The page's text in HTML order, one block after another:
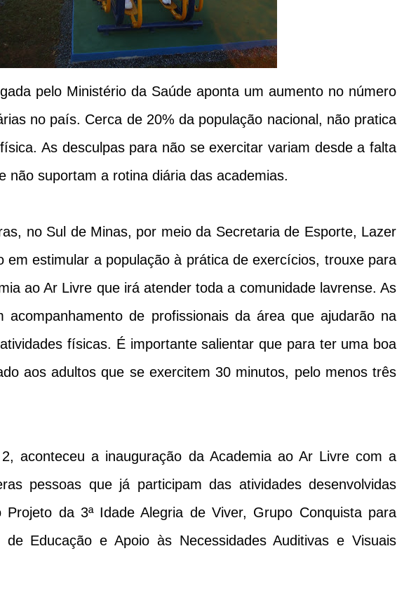
pelo Ministério da Saúde aponta um aumento no número
no país. Cerca de 20% da população nacional, não pratica
As desculpas para não se exercitar variam desde a falta
não suportam a rotina diária das academias.
no Sul de Minas, por meio da Secretaria de Esporte, Lazer
em estimular a população à prática de exercícios, trouxe para
ao Ar Livre que irá atender toda a comunidade lavrense. As
acompanhamento de profissionais da área que ajudarão na
físicas. É importante salientar que para ter uma boa
aos adultos que se exercitem 30 minutos, pelo menos três
aconteceu a inauguração da Academia ao Ar Livre com a
pessoas que já participam das atividades desenvolvidas
Projeto da 3ª Idade Alegria de Viver, Grupo Conquista para
de Educação e Apoio às Necessidades Auditivas e Visuais